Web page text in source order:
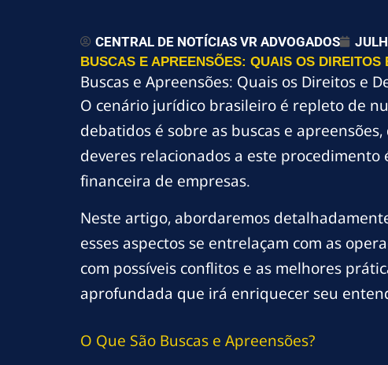
CENTRAL DE NOTÍCIAS VR ADVOGADOS
BUSCAS E APREENSÕES: QUAIS OS DIREITOS
Buscas e Apreensões: Quais os Direitos e
O cenário jurídico brasileiro é repleto de
debatidos é sobre as buscas e
deveres relacionados a este
financeira de empresas.
Neste artigo, abordaremos
esses aspectos se entrelaçam com as
com possíveis conflitos e as melhores
aprofundada que irá enriquecer seu
O Que São Buscas e Apreensões?